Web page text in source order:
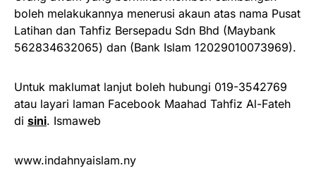
boleh melakukannya menerusi akaun atas nama Pusat
Latihan dan Tahfiz Bersepadu Sdn Bhd (Maybank
562834632065) dan (Bank Islam 12029010073969).
Untuk maklumat lanjut boleh hubungi 019-3542769
atau layari laman Facebook Maahad Tahfiz Al-Fateh
di sini. Ismaweb
www.indahnyaislam.ny